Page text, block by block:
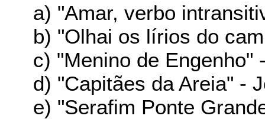
a) "Amar, verbo
b) "Olhai os lírios do
c) "Menino de Engenho"
d) "Capitães da Areia" -
e) "Serafim Ponte